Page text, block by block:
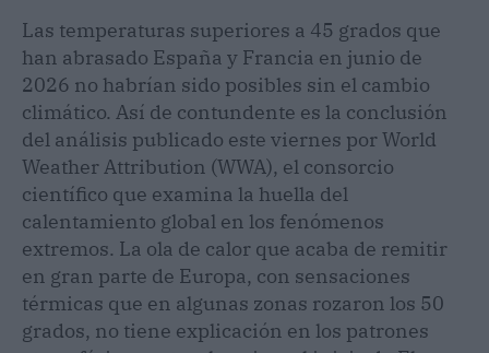
Las temperaturas superiores a 45 grados que
han abrasado España y Francia en junio de
2026 no habrían sido posibles sin el cambio
climático. Así de contundente es la conclusión
del análisis publicado este viernes por World
Weather Attribution (WWA), el consorcio
científico que examina la huella del
calentamiento global en los fenómenos
extremos. La ola de calor que acaba de remitir
en gran parte de Europa, con sensaciones
térmicas que en algunas zonas rozaron los 50
grados, no tiene explicación en los patrones